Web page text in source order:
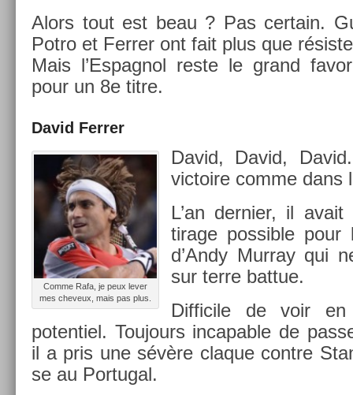
Alors tout est beau ? Pas cer­tain.
Potro et Ferr­er ont fait plus que
Mais l’Es­pagnol reste le grand
pour un 8e titre.
David Ferr­er
Comme Rafa, je peux lever
mes cheveux, mais pas plus.
David, David,
vic­toire comme dans
L’an de­rni­er, il
tirage pos­sible
d’Andy Mur­ray qui
sur terre bat­tue.
Dif­ficile de voir
poten­tiel. Toujours in­cap­able de
il a pris une sévère claque con­tre
se au Por­tug­al.